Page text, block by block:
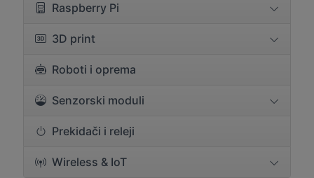
Raspberry Pi
3D print
Roboti i oprema
Senzorski moduli
Prekidači i releji
Wireless & IoT